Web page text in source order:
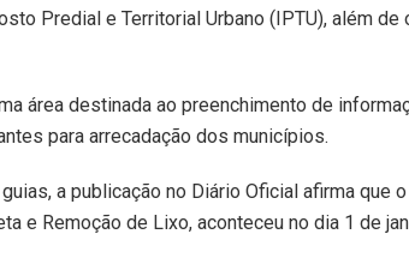
Predial e Territorial Urbano (IPTU), além de
área destinada ao preenchimento de
para arrecadação dos municípios.
a publicação no Diário Oficial afirma que o
e Remoção de Lixo, aconteceu no dia 1 de